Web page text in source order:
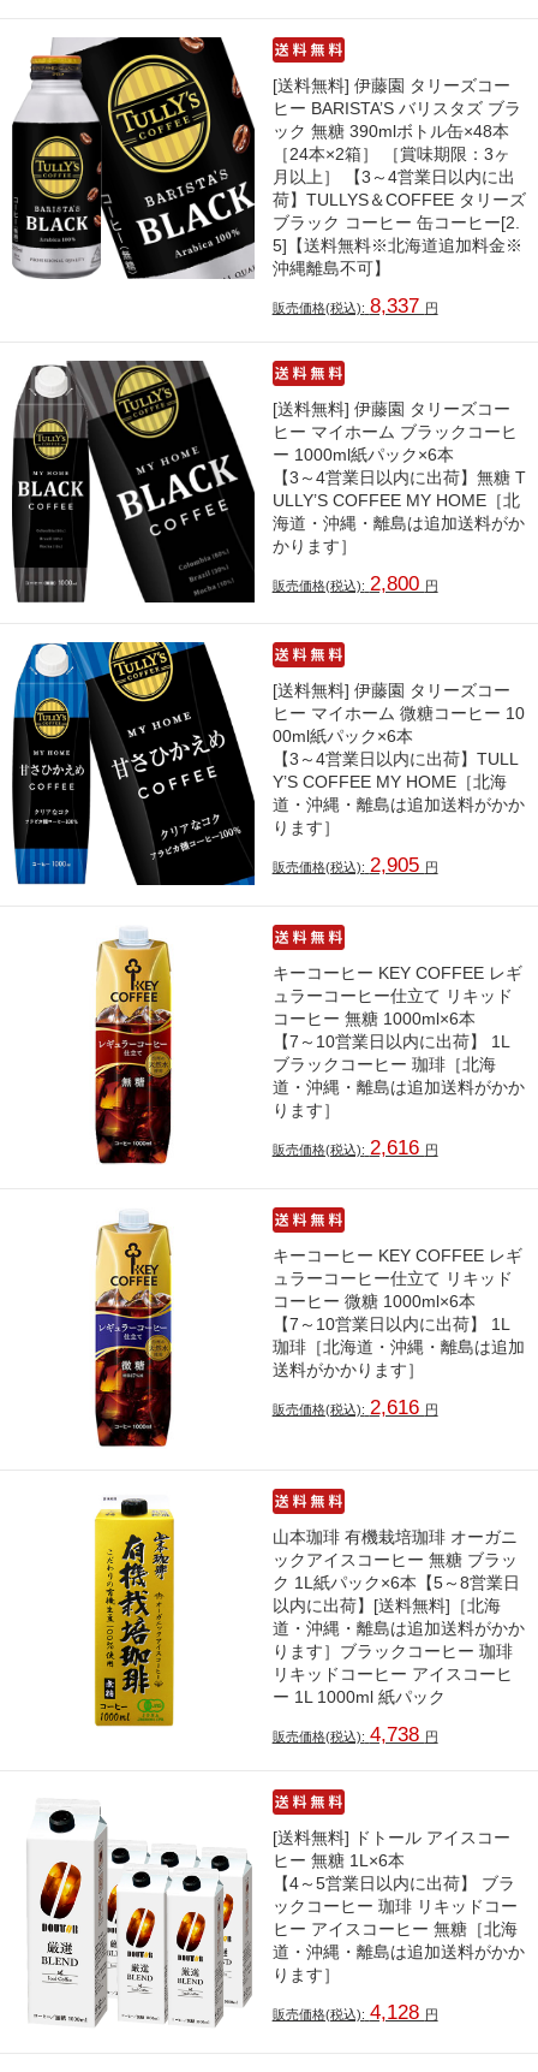
[送料無料] 伊藤園 タリーズコー
ヒー BARISTA’S バリスタズ ブラ
ック 無糖 390mlボトル缶×48本
［24本×2箱］ ［賞味期限：3ヶ
月以上］ 【3～4営業日以内に出
荷】TULLYS＆COFFEE タリーズ
ブラック コーヒー 缶コーヒー[2.
5]【送料無料※北海道追加料金※
沖縄離島不可】
販売価格(税込): 8,337 円
[送料無料] 伊藤園 タリーズコー
ヒー マイホーム ブラックコーヒ
ー 1000ml紙パック×6本
【3～4営業日以内に出荷】無糖 T
ULLY’S COFFEE MY HOME［北
海道・沖縄・離島は追加送料がか
かります］
販売価格(税込): 2,800 円
[送料無料] 伊藤園 タリーズコー
ヒー マイホーム 微糖コーヒー 10
00ml紙パック×6本
【3～4営業日以内に出荷】TULL
Y’S COFFEE MY HOME［北海
道・沖縄・離島は追加送料がかか
ります］
販売価格(税込): 2,905 円
キーコーヒー KEY COFFEE レギ
ュラーコーヒー仕立て リキッド
コーヒー 無糖 1000ml×6本
【7～10営業日以内に出荷】 1L
ブラックコーヒー 珈琲［北海
道・沖縄・離島は追加送料がかか
ります］
販売価格(税込): 2,616 円
キーコーヒー KEY COFFEE レギ
ュラーコーヒー仕立て リキッド
コーヒー 微糖 1000ml×6本
【7～10営業日以内に出荷】 1L
珈琲［北海道・沖縄・離島は追加
送料がかかります］
販売価格(税込): 2,616 円
山本珈琲 有機栽培珈琲 オーガニ
ックアイスコーヒー 無糖 ブラッ
ク 1L紙パック×6本【5～8営業日
以内に出荷】[送料無料]［北海
道・沖縄・離島は追加送料がかか
ります］ブラックコーヒー 珈琲
リキッドコーヒー アイスコーヒ
ー 1L 1000ml 紙パック
販売価格(税込): 4,738 円
[送料無料] ドトール アイスコー
ヒー 無糖 1L×6本
【4～5営業日以内に出荷】 ブラ
ックコーヒー 珈琲 リキッドコー
ヒー アイスコーヒー 無糖［北海
道・沖縄・離島は追加送料がかか
ります］
販売価格(税込): 4,128 円